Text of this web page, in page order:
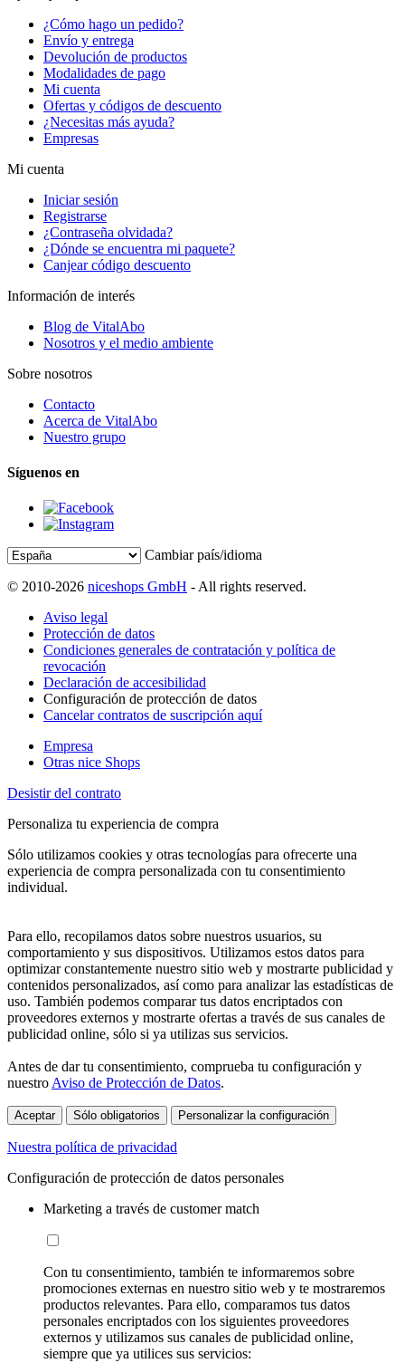
¿Cómo hago un pedido?
Envío y entrega
Devolución de productos
Modalidades de pago
Mi cuenta
Ofertas y códigos de descuento
¿Necesitas más ayuda?
Empresas
Mi cuenta
Iniciar sesión
Registrarse
¿Contraseña olvidada?
¿Dónde se encuentra mi paquete?
Canjear código descuento
Información de interés
Blog de VitalAbo
Nosotros y el medio ambiente
Sobre nosotros
Contacto
Acerca de VitalAbo
Nuestro grupo
Síguenos en
Cambiar país/idioma
© 2010-2026 niceshops GmbH - All rights reserved.
Aviso legal
Protección de datos
Condiciones generales de contratación y política de
revocación
Declaración de accesibilidad
Configuración de protección de datos
Cancelar contratos de suscripción aquí
Empresa
Otras nice Shops
Desistir del contrato
Personaliza tu experiencia de compra
Sólo utilizamos cookies y otras tecnologías para ofrecerte una
experiencia de compra personalizada con tu consentimiento
individual.
Para ello, recopilamos datos sobre nuestros usuarios, su
comportamiento y sus dispositivos. Utilizamos estos datos para
optimizar constantemente nuestro sitio web y mostrarte publicidad y
contenidos personalizados, así como para analizar las estadísticas de
uso. También podemos comparar tus datos encriptados con
proveedores externos y mostrarte ofertas a través de sus canales de
publicidad online, sólo si ya utilizas sus servicios.
Antes de dar tu consentimiento, comprueba tu configuración y
nuestro Aviso de Protección de Datos.
Aceptar Sólo obligatorios Personalizar la configuración
Nuestra política de privacidad
Configuración de protección de datos personales
Marketing a través de customer match
Con tu consentimiento, también te informaremos sobre
promociones externas en nuestro sitio web y te mostraremos
productos relevantes. Para ello, comparamos tus datos
personales encriptados con los siguientes proveedores
externos y utilizamos sus canales de publicidad online,
siempre que ya utilices sus servicios: